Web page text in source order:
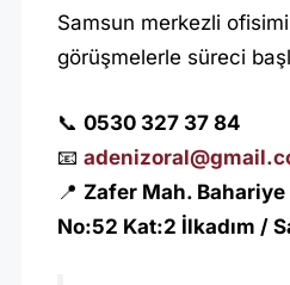
Samsun merkezli
görüşmelerle süreci
📞 0530 327 37 84
📧
📍 Zafer Mah.
No:52 Kat:2 İlkadım /